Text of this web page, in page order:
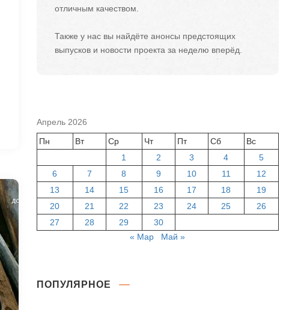
отличным качеством.
Также у нас вы найдёте анонсы предстоящих
выпусков и новости проекта за неделю вперёд.
Апрель 2026
Пн
Вт Ср Чт Пт Сб
Вс
1
2 3 4
5
6
7 8 9 10 11
12
13
14 15 16 17 18
19
20
21 22 23 24 25
26
27
28 29
30
« Мар
Май »
ПОПУЛЯРНОЕ